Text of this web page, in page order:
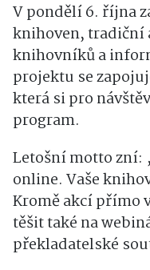
V pondělí 6. října
knihoven, tradiční
knihovníků a
projektu se
která si pro
program.
Letošní motto zní:
online. Vaše
Kromě akcí přímo
těšit také na
překladatelské